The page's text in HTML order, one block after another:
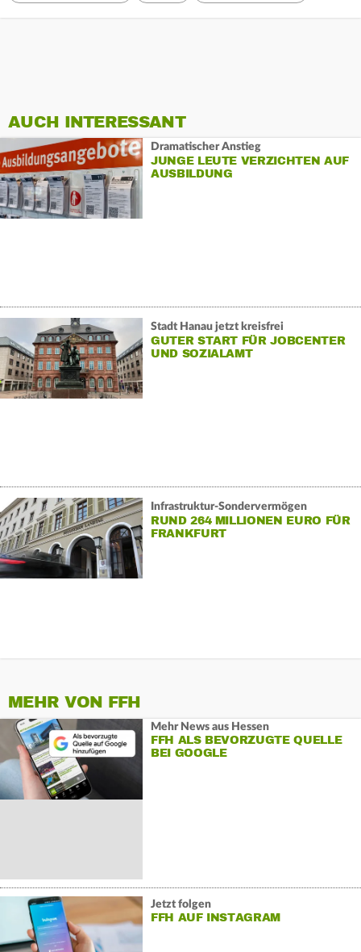
AUCH INTERESSANT
Dramatischer Anstieg
JUNGE LEUTE VERZICHTEN AUF
AUSBILDUNG
Stadt Hanau jetzt kreisfrei
GUTER START FÜR JOBCENTER
UND SOZIALAMT
Infrastruktur-Sondervermögen
RUND 264 MILLIONEN EURO FÜR
FRANKFURT
MEHR VON FFH
Mehr News aus Hessen
FFH ALS BEVORZUGTE QUELLE
BEI GOOGLE
Jetzt folgen
FFH AUF INSTAGRAM